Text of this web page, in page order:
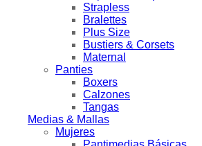
10
Limpiar
Earn up to25Points.
Pijama Pantalón Niño 1255 cantidad
Añadir al carrito
Añadir a la Lista de Deseos
Pedido Siguientepara
Strapless
Bralettes
Plus Size
Bustiers & Corsets
Maternal
Panties
Boxers
Calzones
Tangas
Medias & Mallas
Mujeres